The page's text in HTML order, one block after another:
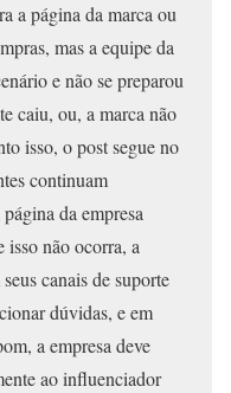
a página da marca ou
mas a equipe da
e não se preparou
caiu, ou, a marca não
isso, o post segue no
continuam
da empresa
isso não ocorra, a
canais de suporte
dúvidas, e em
a empresa deve
ao influenciador